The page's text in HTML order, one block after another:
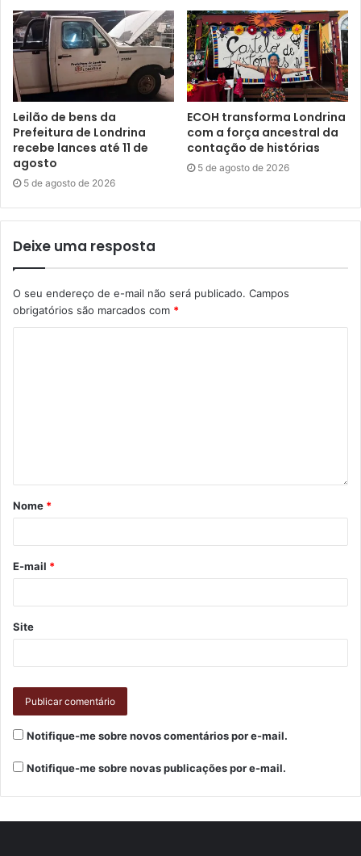
Simioni e Gerson Bernardes encenarão “Qual a Graça de
Laurinda?”, espetáculo mais antigo do Grupo Triolé.
A Vila Triolé Cultural conta com patrocínio do Programa
Municipal de Incentivo à Cultura (Promic).
palhaços
Programa Municipal de Incentivo à Cultura
Leilão de bens da
Prefeitura de Londrina
recebe lances até 11 de
agosto
5 de agosto de 2026
ECOH transforma Londrina
com a força ancestral da
contação de histórias
5 de agosto de 2026
Deixe uma resposta
O seu endereço de e-mail não será publicado. Campos
obrigatórios são marcados com *
Nome *
E-mail *
Site
Notifique-me sobre novos comentários por e-mail.
Notifique-me sobre novas publicações por e-mail.